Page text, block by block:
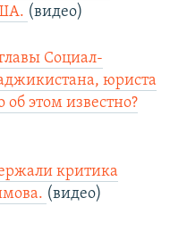
(видео)
Социал-
юриста
этом известно?
критика
(видео)